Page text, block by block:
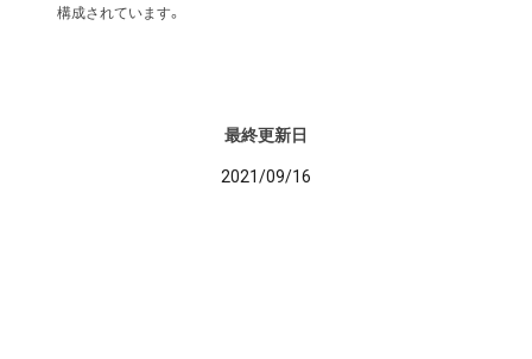
構成されています。
最終更新日
2021/09/16